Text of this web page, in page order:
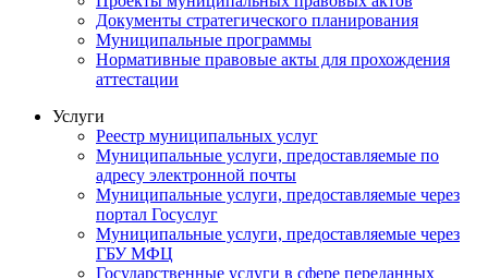
Документы стратегического планирования
Муниципальные программы
Нормативные правовые акты для прохождения
аттестации
Услуги
Реестр муниципальных услуг
Муниципальные услуги, предоставляемые по
адресу электронной почты
Муниципальные услуги, предоставляемые через
портал Госуслуг
Муниципальные услуги, предоставляемые через
ГБУ МФЦ
Государственные услуги в сфере переданных